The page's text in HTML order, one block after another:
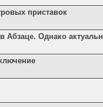
приставок
Абзаце. Однако